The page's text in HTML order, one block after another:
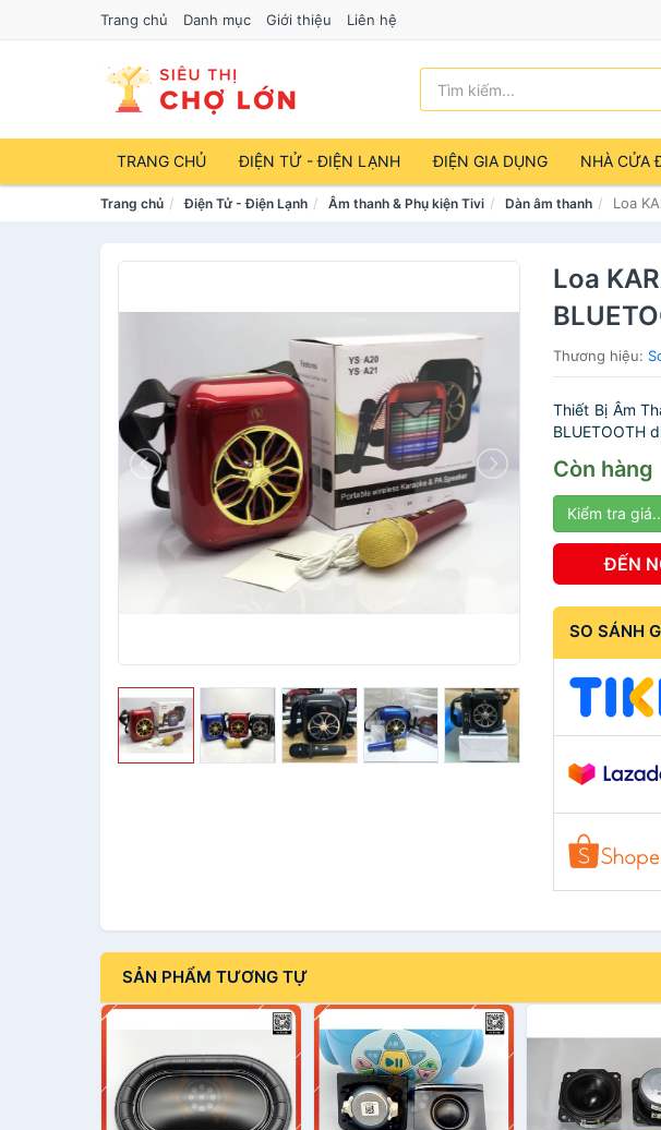
Trang chủ Danh mục Giới thiệu Liên hệ
TRANG CHỦ ĐIỆN TỬ - ĐIỆN LẠNH ĐIỆN GIA DỤNG NHÀ CỬA
Trang chủ Điện Tử - Điện Lạnh Âm thanh & Phụ kiện Tivi Dàn âm thanh Loa
Loa
Thương hiệu:
Thiết Bị Âm
BLUETOOTH
Còn hàng
Kiểm tra
ĐẾN
SO SÁNH
SẢN PHẨM TƯƠNG TỰ